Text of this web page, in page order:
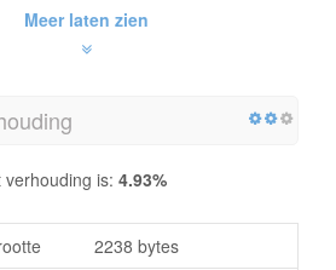
Meer laten zien
is: 4.93%
2238 bytes